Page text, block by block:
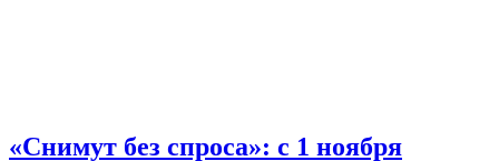
«Снимут без спроса»: с 1 ноября